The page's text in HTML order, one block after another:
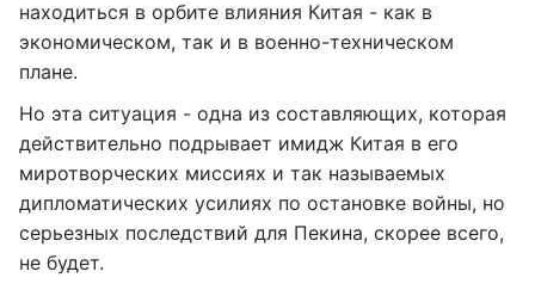
находиться в орбите влияния Китая - как в
экономическом, так и в военно-техническом
плане.
Но эта ситуация - одна из составляющих, которая
действительно подрывает имидж Китая в его
миротворческих миссиях и так называемых
дипломатических усилиях по остановке войны, но
серьезных последствий для Пекина, скорее всего,
не будет.